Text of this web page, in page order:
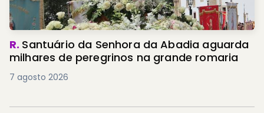
R. Santuário da Senhora da Abadia aguarda
milhares de peregrinos na grande romaria
7 agosto 2026